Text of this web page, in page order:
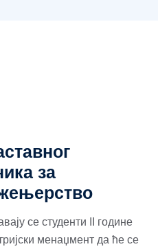
за
се студенти II године
менаџмент да ће се